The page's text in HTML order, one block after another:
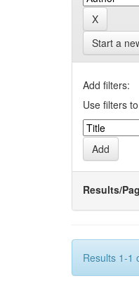
Start a
Add filters:
Use filters
Results/
Results 1-1